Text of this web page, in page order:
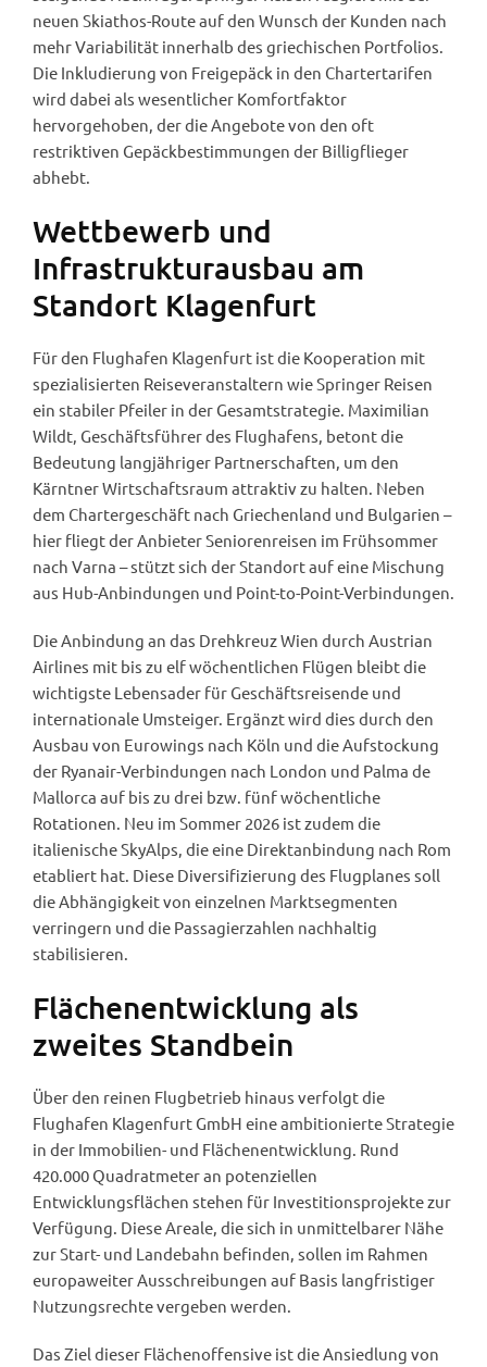
neuen Skiathos-Route auf den Wunsch der Kunden nach
mehr Variabilität innerhalb des griechischen Portfolios.
Die Inkludierung von Freigepäck in den Chartertarifen
wird dabei als wesentlicher Komfortfaktor
hervorgehoben, der die Angebote von den oft
restriktiven Gepäckbestimmungen der Billigflieger
abhebt.
Wettbewerb und
Infrastrukturausbau am
Standort Klagenfurt
Für den Flughafen Klagenfurt ist die Kooperation mit
spezialisierten Reiseveranstaltern wie Springer Reisen
ein stabiler Pfeiler in der Gesamtstrategie. Maximilian
Wildt, Geschäftsführer des Flughafens, betont die
Bedeutung langjähriger Partnerschaften, um den
Kärntner Wirtschaftsraum attraktiv zu halten. Neben
dem Chartergeschäft nach Griechenland und Bulgarien –
hier fliegt der Anbieter Seniorenreisen im Frühsommer
nach Varna – stützt sich der Standort auf eine Mischung
aus Hub-Anbindungen und Point-to-Point-Verbindungen.
Die Anbindung an das Drehkreuz Wien durch Austrian
Airlines mit bis zu elf wöchentlichen Flügen bleibt die
wichtigste Lebensader für Geschäftsreisende und
internationale Umsteiger. Ergänzt wird dies durch den
Ausbau von Eurowings nach Köln und die Aufstockung
der Ryanair-Verbindungen nach London und Palma de
Mallorca auf bis zu drei bzw. fünf wöchentliche
Rotationen. Neu im Sommer 2026 ist zudem die
italienische SkyAlps, die eine Direktanbindung nach Rom
etabliert hat. Diese Diversifizierung des Flugplanes soll
die Abhängigkeit von einzelnen Marktsegmenten
verringern und die Passagierzahlen nachhaltig
stabilisieren.
Flächenentwicklung als
zweites Standbein
Über den reinen Flugbetrieb hinaus verfolgt die
Flughafen Klagenfurt GmbH eine ambitionierte Strategie
in der Immobilien- und Flächenentwicklung. Rund
420.000 Quadratmeter an potenziellen
Entwicklungsflächen stehen für Investitionsprojekte zur
Verfügung. Diese Areale, die sich in unmittelbarer Nähe
zur Start- und Landebahn befinden, sollen im Rahmen
europaweiter Ausschreibungen auf Basis langfristiger
Nutzungsrechte vergeben werden.
Das Ziel dieser Flächenoffensive ist die Ansiedlung von